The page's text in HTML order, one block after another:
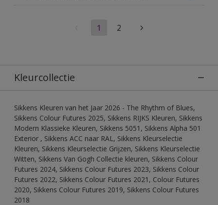
1 2
Kleurcollectie
Sikkens Kleuren van het Jaar 2026 - The Rhythm of Blues,
Sikkens Colour Futures 2025, Sikkens RIJKS Kleuren, Sikkens
Modern Klassieke Kleuren, Sikkens 5051, Sikkens Alpha 501
Exterior , Sikkens ACC naar RAL, Sikkens Kleurselectie
Kleuren, Sikkens Kleurselectie Grijzen, Sikkens Kleurselectie
Witten, Sikkens Van Gogh Collectie kleuren, Sikkens Colour
Futures 2024, Sikkens Colour Futures 2023, Sikkens Colour
Futures 2022, Sikkens Colour Futures 2021, Colour Futures
2020, Sikkens Colour Futures 2019, Sikkens Colour Futures
2018